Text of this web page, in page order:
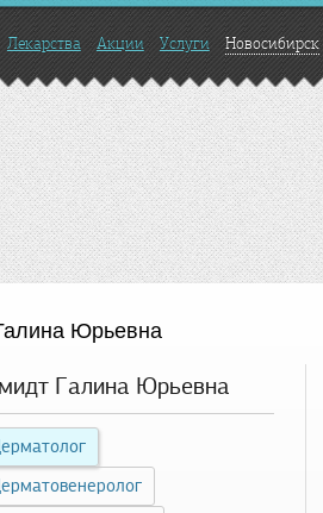
Лекарства Акции Услуги Новосибирск
Юрьевна
Галина Юрьевна